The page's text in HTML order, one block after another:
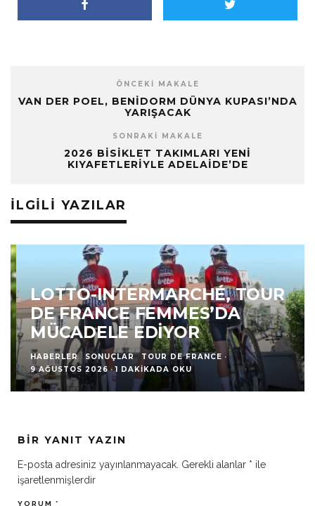
ÖNCEKI MAKALE
VAN DER POEL, BENIDORM DÜNYA KUPASI’NDA
YARIŞACAK
SONRAKI MAKALE
2026 BISIKLET TAKIMLARI YENI
KIYAFETLERIYLE ADELAIDE’DE
İLGILI YAZILAR
LOTTO-INTERMARCHÉ, TOUR
DE FRANCE FEMMES’DA
MÜCADELE EDIYOR
HABERLER SONUÇLAR TOUR DE FRANCE ·
9 AĞUSTOS 2026 · 1 DAKIKADA OKU
BIR YANIT YAZIN
E-posta adresiniz yayınlanmayacak. Gerekli alanlar * ile
işaretlenmişlerdir
YORUM *